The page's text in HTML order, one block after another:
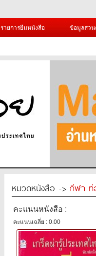
รายการยืมหนังสือ ข้อมูลส่ว
หมวดหนังสือ -> กีฬา ท่
คะแนนหนังสือ :
คะแนนเฉลี่ย : 0.00